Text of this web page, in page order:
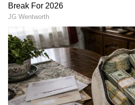
Image Credit :AI Generated Image
ಪ್ರೈಮರಿ ಆಂಡ್ ಸೆಲ್ಫಿ ಕ್ಯಾಮೆರಾ
ಸಾಮಾನ್ಯವಾಗಿ ಮೊಬೈಲ್
Primary Camera ಮತ್ತು